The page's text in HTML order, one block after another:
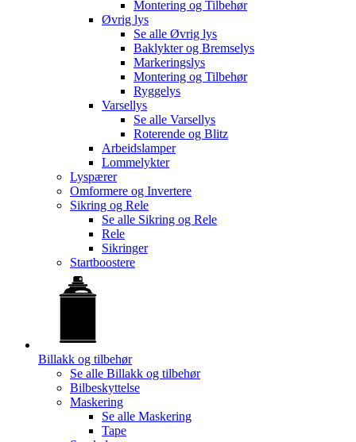
Montering og Tilbehør
Øvrig lys
Se alle Øvrig lys
Baklykter og Bremselys
Markeringslys
Montering og Tilbehør
Ryggelys
Varsellys
Se alle Varsellys
Roterende og Blitz
Arbeidslamper
Lommelykter
Lyspærer
Omformere og Invertere
Sikring og Rele
Se alle Sikring og Rele
Rele
Sikringer
Startboostere
Billakk og tilbehør
Se alle Billakk og tilbehør
Bilbeskyttelse
Maskering
Se alle Maskering
Tape